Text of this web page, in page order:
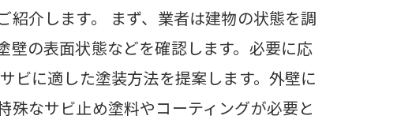
介します。 まず、業者は建物の状態を調
壁の表面状態などを確認します。必要に応
ビに適した塗装方法を提案します。外壁に
なサビ止め塗料やコーティングが必要と